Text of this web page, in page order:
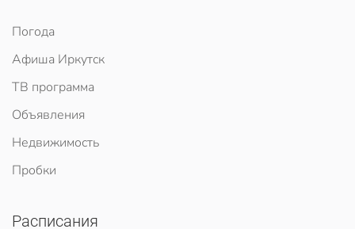
Погода
Афиша Иркутск
ТВ программа
Объявления
Недвижимость
Пробки
Расписания